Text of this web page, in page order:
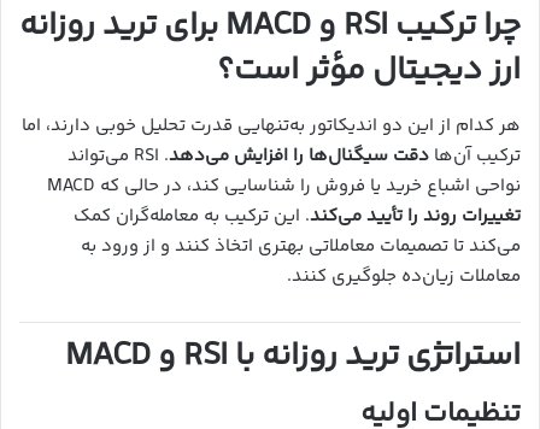
چرا ترکیب RSI و MACD برای ترید روزانه
ارز دیجیتال مؤثر است؟
هر کدام از این دو اندیکاتور به‌تنهایی قدرت تحلیل خوبی دارند، اما
ترکیب آن‌ها دقت سیگنال‌ها را افزایش می‌دهد
. RSI می‌تواند
نواحی اشباع خرید یا فروش را شناسایی کند، در حالی که MACD
تغییرات روند را تأیید می‌کند. این ترکیب به معامله‌گران کمک
می‌کند تا تصمیمات معاملاتی بهتری اتخاذ کنند و از ورود به
معاملات زیان‌ده جلوگیری کنند.
استراتژی ترید روزانه با RSI و MACD
تنظیمات اولیه